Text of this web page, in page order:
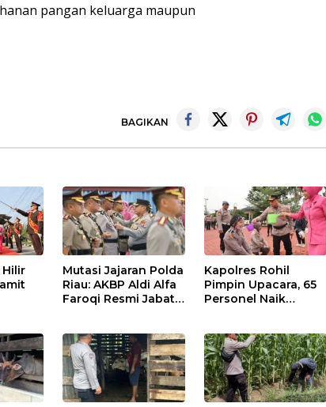
pangan keluarga maupun
BAGIKAN
Hilir
Mutasi Jajaran Polda
Riau: AKBP Aldi Alfa
Faroqi Resmi Jabat
Imam Syahroni
Kapolres Rohil
Pimpin Upacara, 65
Personel Naik
Profesionalisme &
Pelayanan